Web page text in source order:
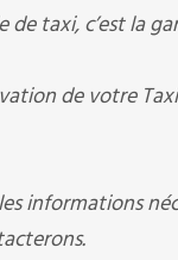
taxi, c’est la
de votre
informations